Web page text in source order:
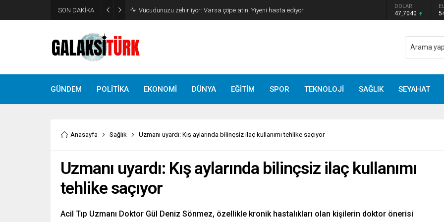
SON DAKİKA Vücudunuzu zehirliyor: Varsa çöpe atın! Yiyeni hasta ediyor DOLAR
47,7040
GÜNDEM POLİTİKA EKONOMİ DÜNYA EĞİTİM SPOR TEKNOLOJİ SAĞLIK SEYAHAT
Anasayfa Sağlık Uzmanı uyardı: Kış aylarında bilinçsiz ilaç kullanımı tehlike saçıyor
Uzmanı uyardı: Kış aylarında bilinçsiz ilaç kullanımı
tehlike saçıyor
Acil Tıp Uzmanı Doktor Gül Deniz Sönmez, özellikle kronik hastalıkları olan kişilerin doktor önerisi